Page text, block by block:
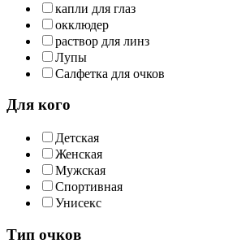
капли для глаз
окклюдер
раствор для линз
Лупы
Салфетка для очков
Для кого
Детская
Женская
Мужская
Спортивная
Унисекс
Тип очков